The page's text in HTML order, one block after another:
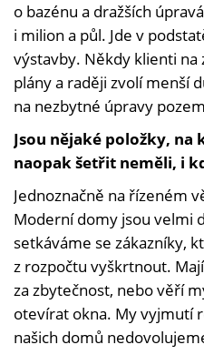
o bazénu a dražších
i milion a půl. Jde v
výstavby. Někdy klienti
plány a raději zvolí menší
na nezbytné úpravy
Jsou nějaké položky, na
naopak šetřit neměli, i
Jednoznačně na řízeném
Moderní domy jsou velmi
setkáváme se zákazníky,
z rozpočtu vyškrtnout.
za zbytečnost, nebo věří
otevírat okna. My vyjmutí
našich domů